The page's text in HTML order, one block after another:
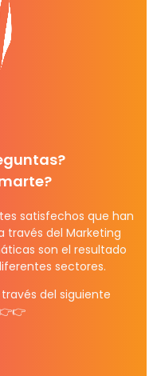
satisfechos que han
través del Marketing
son el resultado
sectores.
del siguiente